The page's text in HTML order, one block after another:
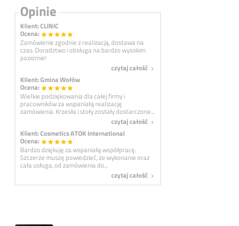
Opinie
Klient: CLINIC
Ocena: starstarstarstarstar
Zamówienie zgodnie z realizacją, dostawa na
czas. Doradztwo i obsługa na bardzo wysokim
poziomie!
czytaj całość navigate_next
Klient: Gmina Wołów
Ocena: starstarstarstarstar
Wielkie podziękowania dla całej firmy i
pracowników za wspaniałą realizację
zamówienia. Krzesła i stoły zostały dostarczone...
czytaj całość navigate_next
Klient: Cosmetics ATOK International
Ocena: starstarstarstarstar
Bardzo dziękuję za wspaniałą współpracę.
Szczerze muszę powiedzieć, że wykonanie oraz
cała usługa, od zamówienia do...
czytaj całość navigate_next